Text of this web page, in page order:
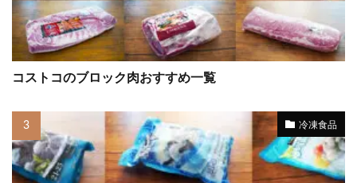
コストコのブロック肉おすすめ一覧
冷凍食品